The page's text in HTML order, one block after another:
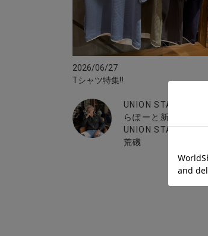
2026/06/27
Tシャツ特集‼︎
UNION STATION ら
らぽーと新三郷
UNION STATION
荒磯